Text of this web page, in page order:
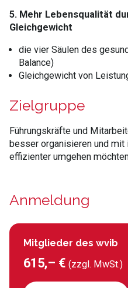
5. Mehr Lebensqualität
Gleichgewicht
die vier Säulen des
Balance)
Gleichgewicht von
Zielgruppe
Führungskräfte und
besser organisieren und
effizienter umgehen
Anmeldung
Mitglieder des wvib
615,– €(zzgl. MwSt.)